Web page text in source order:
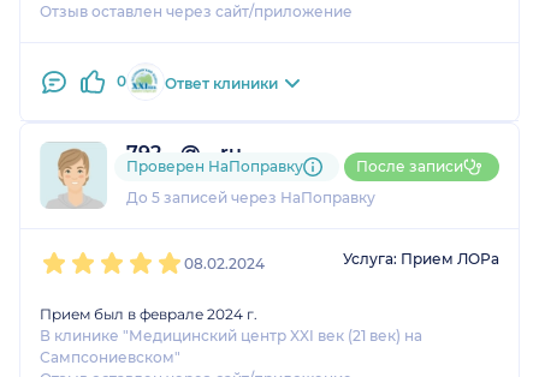
Отзыв оставлен через сайт/приложение
0 Ответ клиники
792....@....ru
1 оценка
До 5 записей через НаПоправку
Проверен НаПоправку После записи
08.02.2024 Услуга: Прием ЛОРа
Прием был в феврале 2024 г.
В клинике "Медицинский центр XXI век (21 век) на
Сампсониевском"